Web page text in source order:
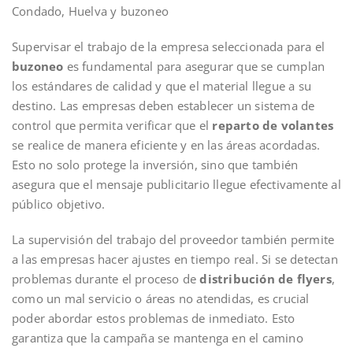
Condado, Huelva y buzoneo
Supervisar el trabajo de la empresa seleccionada para el
buzoneo es fundamental para asegurar que se cumplan
los estándares de calidad y que el material llegue a su
destino. Las empresas deben establecer un sistema de
control que permita verificar que el reparto de volantes
se realice de manera eficiente y en las áreas acordadas.
Esto no solo protege la inversión, sino que también
asegura que el mensaje publicitario llegue efectivamente al
público objetivo.
La supervisión del trabajo del proveedor también permite
a las empresas hacer ajustes en tiempo real. Si se detectan
problemas durante el proceso dedistribución de flyers,
como un mal servicio o áreas no atendidas, es crucial
poder abordar estos problemas de inmediato. Esto
garantiza que la campaña se mantenga en el camino